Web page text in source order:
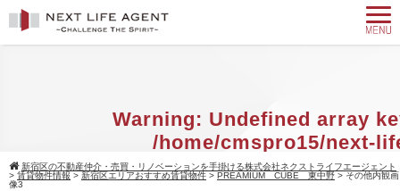
Warning: Undefined array
/home/cmspro15/next-
agent.com/public_html/
新宿区の不動産仲介・売買・リノベーションを手掛ける株式会社ネクストライフエージェント
> 賃貸物件情報 > 新宿区エリアおすすめ賃貸物件 > PREAMIUM CUBE 東中野 > その他内観画
像3